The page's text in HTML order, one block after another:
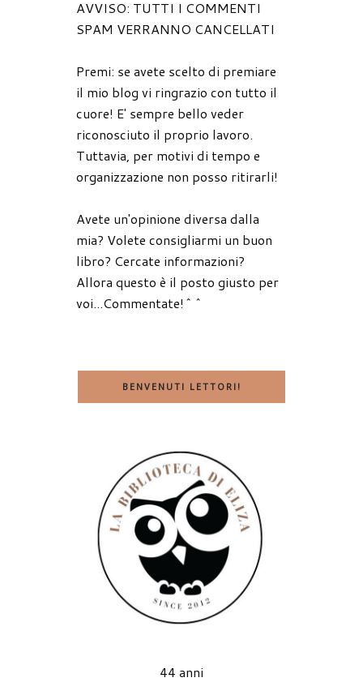
AVVISO: TUTTI I COMMENTI
SPAM VERRANNO CANCELLATI
Premi: se avete scelto di premiare
il mio blog vi ringrazio con tutto il
cuore! E' sempre bello veder
riconosciuto il proprio lavoro.
Tuttavia, per motivi di tempo e
organizzazione non posso ritirarli!
Avete un'opinione diversa dalla
mia? Volete consigliarmi un buon
libro? Cercate informazioni?
Allora questo è il posto giusto per
voi...Commentate!^^
BENVENUTI LETTORI!
44 anni